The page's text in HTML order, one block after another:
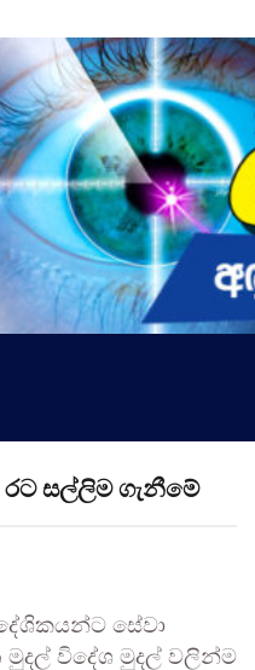
සල්ලිම ගැනීමේ
සේවා
විදේශ මුදල් වලින්ම